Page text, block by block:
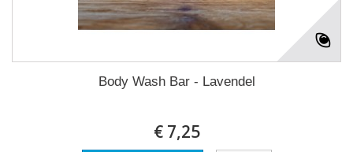
Body Wash Bar - Lavendel
€ 7,25